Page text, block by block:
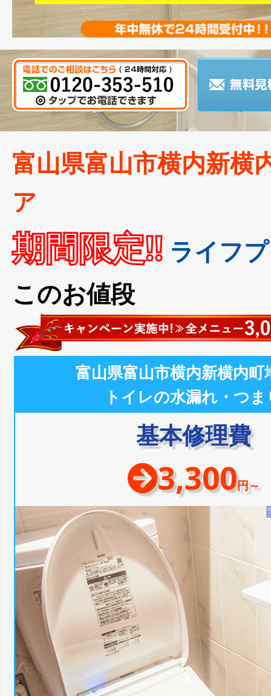
富山県富山市横内新横
ア
期間限定!! ライフ
このお値段
富山県富山市横内新横内町
トイレの水漏れ・つま
基本修理費
3,300円～